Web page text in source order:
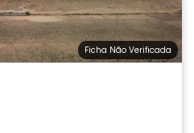
Ficha Não Verificada